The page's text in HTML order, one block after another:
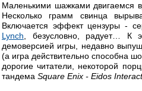
Маленькими шажками двигаемся
Несколько грамм свинца
Включается эффект цензуры -
Lynch , безусловно, радует… К
демоверсией игры, недавно
(а игра действительно способна
дорогие читатели, некоторой
тандема Square Enix - Eidos